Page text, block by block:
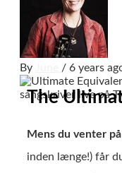
By / 6 years
The
Mens du venter
inden længe!) får